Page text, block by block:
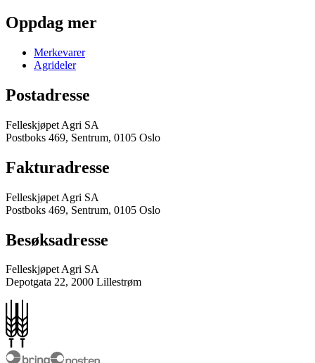
Oppdag mer
Merkevarer
Agrideler
Postadresse
Felleskjøpet Agri SA
Postboks 469, Sentrum, 0105 Oslo
Fakturadresse
Felleskjøpet Agri SA
Postboks 469, Sentrum, 0105 Oslo
Besøksadresse
Felleskjøpet Agri SA
Depotgata 22, 2000 Lillestrøm